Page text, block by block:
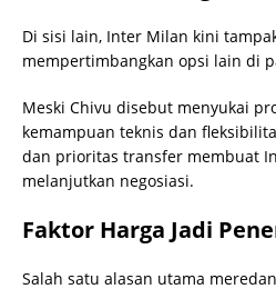
Di sisi lain, Inter Milan kini
mempertimbangkan opsi lain di
Meski Chivu disebut menyukai
kemampuan teknis dan
dan prioritas transfer membuat
melanjutkan negosiasi.
Faktor Harga Jadi
Salah satu alasan utama